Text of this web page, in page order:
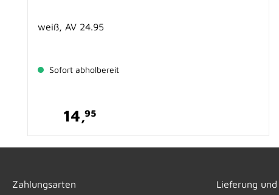
weiß, AV 24.95
Sofort abholbereit
14,95
Zahlungsarten Lieferung